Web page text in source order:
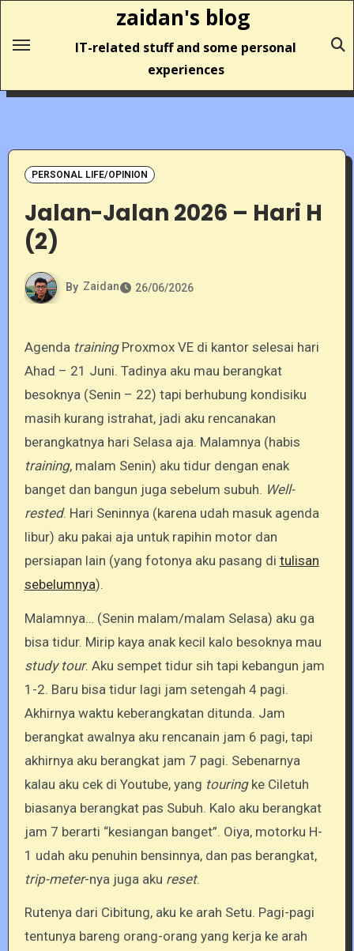
content
zaidan's blog
IT-related stuff and some personal
experiences
PERSONAL LIFE/OPINION
Jalan-Jalan 2026 – Hari H
(2)
By Zaidan 26/06/2026
Agenda training Proxmox VE di kantor selesai hari
Ahad – 21 Juni. Tadinya aku mau berangkat
besoknya (Senin – 22) tapi berhubung kondisiku
masih kurang istrahat, jadi aku rencanakan
berangkatnya hari Selasa aja. Malamnya (habis
training, malam Senin) aku tidur dengan enak
banget dan bangun juga sebelum subuh. Well-
rested. Hari Seninnya (karena udah masuk agenda
libur) aku pakai aja untuk rapihin motor dan
persiapan lain (yang fotonya aku pasang di tulisan
sebelumnya).
Malamnya… (Senin malam/malam Selasa) aku ga
bisa tidur. Mirip kaya anak kecil kalo besoknya mau
study tour. Aku sempet tidur sih tapi kebangun jam
1-2. Baru bisa tidur lagi jam setengah 4 pagi.
Akhirnya waktu keberangkatan ditunda. Jam
berangkat awalnya aku rencanain jam 6 pagi, tapi
akhirnya aku berangkat jam 7 pagi. Sebenarnya
kalau aku cek di Youtube, yang touringke Ciletuh
biasanya berangkat pas Subuh. Kalo aku berangkat
jam 7 berarti “kesiangan banget”. Oiya, motorku H-
1 udah aku penuhin bensinnya, dan pas berangkat,
trip-meter-nya juga aku reset.
Rutenya dari Cibitung, aku ke arah Setu. Pagi-pagi
tentunya bareng orang-orang yang kerja ke arah